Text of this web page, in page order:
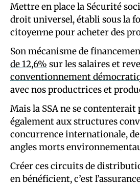
Mettre en place la Sécurité
droit universel, établi sous la
citoyen·ne pour acheter des
Son mécanisme de
de 12,6% sur les salaires et
conventionnement
avec nos productrices et
Mais la SSA ne se
également aux structures
concurrence internationale,
angles morts
Créer ces circuits de
en bénéficient, c’est